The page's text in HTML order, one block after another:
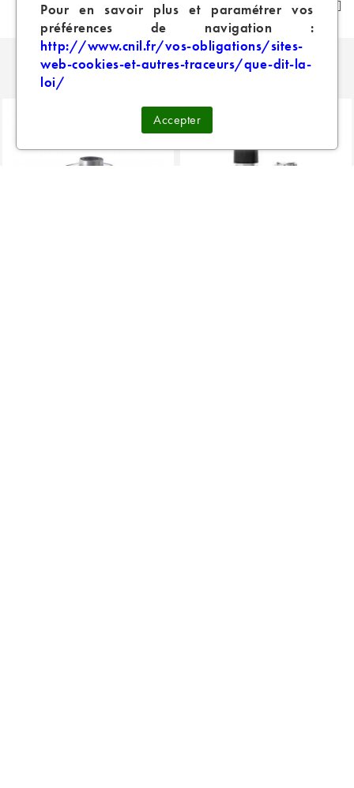
PRODUITS SIMILAIRES
Pour en savoir plus et paramétrer vos
préférences de navigation :
http://www.cnil.fr/vos-obligations/sites-
web-cookies-et-autres-traceurs/que-dit-la-
loi/
Accepter